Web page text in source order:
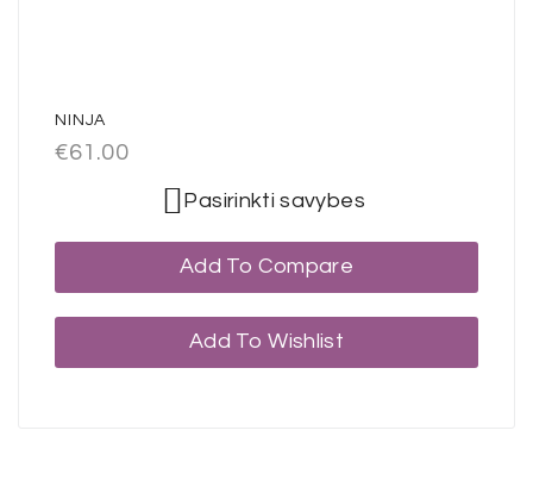
NINJA
€61.00
Pasirinkti savybes
Add To Compare
Add To Wishlist